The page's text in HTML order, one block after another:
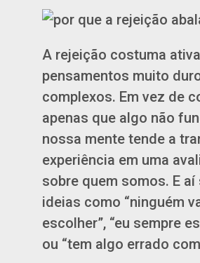
A rejeição costuma
pensamentos muito
complexos. Em vez de
apenas que algo não
nossa mente tende a
experiência em uma
sobre quem somos. E aí
ideias como “ninguém
escolher”, “eu sempre
ou “tem algo errado